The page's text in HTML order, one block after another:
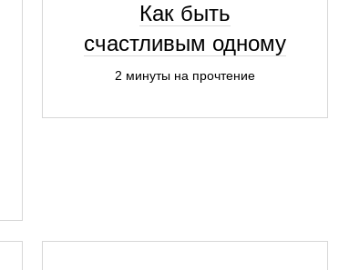
Как быть
счастливым одному
2 минуты на прочтение